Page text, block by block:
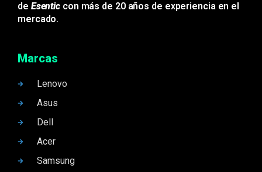
de Esentic con más de 20 años de experiencia en el
mercado.
Marcas
Lenovo
Asus
Dell
Acer
Samsung